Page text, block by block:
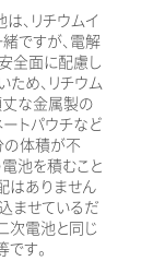
、リチウムイ
ですが、電解
全面に配慮し
め、リチウム
な金属製の
トパウチなど
の体積が不
池を積むこと
はありません
ませているだ
次電池と同じ
す。